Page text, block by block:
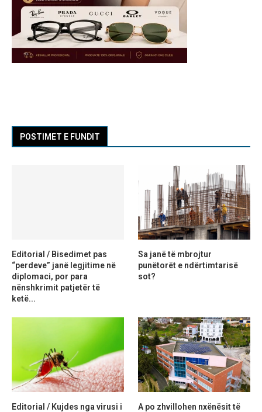
POSTIMET E FUNDIT
Editorial / Bisedimet pas
“perdeve” janë legjitime në
diplomaci, por para
nënshkrimit patjetër të
ketë...
Sa janë të mbrojtur
punëtorët e ndërtimtarisë
sot?
Editorial / Kujdes nga virusi i
A po zhvillohen nxënësit të